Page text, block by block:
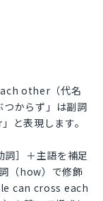
other（代名
つからず」は副詞
表現します。
］＋主語を補足
（how）で修飾
can cross each